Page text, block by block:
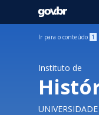
GOVBR
Ir para o conteúdo 1
Instituto de